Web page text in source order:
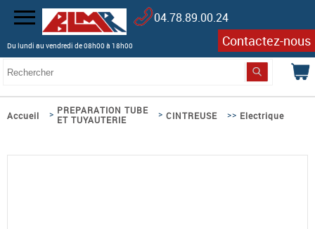
04.78.89.00.24
Du lundi au vendredi de 08h00 à 18h00 Contactez-nous
Accueil > PREPARATION TUBE
ET TUYAUTERIE
> CINTREUSE >> Electrique